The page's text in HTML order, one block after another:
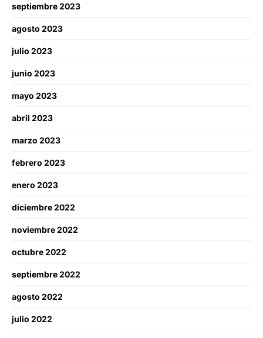
septiembre 2023
agosto 2023
julio 2023
junio 2023
mayo 2023
abril 2023
marzo 2023
febrero 2023
enero 2023
diciembre 2022
noviembre 2022
octubre 2022
septiembre 2022
agosto 2022
julio 2022